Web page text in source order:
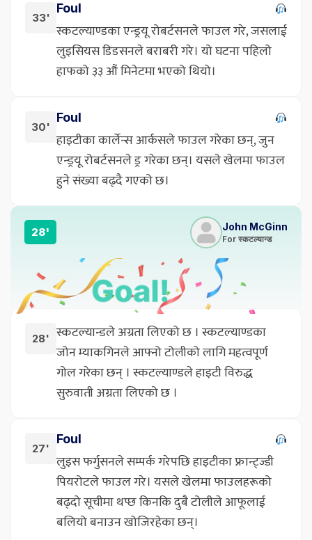
33'
Foul
स्कटल्याण्डका एन्ड्रयू रोबर्टसनले फाउल गरे, जसलाई
लुइसियस डिडसनले बराबरी गरे। यो घटना पहिलो
हाफको ३३ औं मिनेटमा भएको थियो।
30'
Foul
हाइटीका कार्लेन्स आर्कसले फाउल गरेका छन्, जुन
एन्ड्रयू रोबर्टसनले ड्र गरेका छन्। यसले खेलमा फाउल
हुने संख्या बढ्दै गएको छ।
28' John McGinn
For स्कटल्यान्ड
28' स्कटल्यान्डले अग्रता लिएको छ । स्कटल्याण्डका
जोन म्याकगिनले आफ्नो टोलीको लागि महत्वपूर्ण
गोल गरेका छन् । स्कटल्याण्डले हाइटी विरुद्ध
सुरुवाती अग्रता लिएको छ ।
27'
Foul
लुइस फर्गुसनले सम्पर्क गरेपछि हाइटीका फ्रान्ट्ज्डी
पियरोटले फाउल गरे। यसले खेलमा फाउलहरूको
बढ्दो सूचीमा थप्छ किनकि दुबै टोलीले आफूलाई
बलियो बनाउन खोजिरहेका छन्।